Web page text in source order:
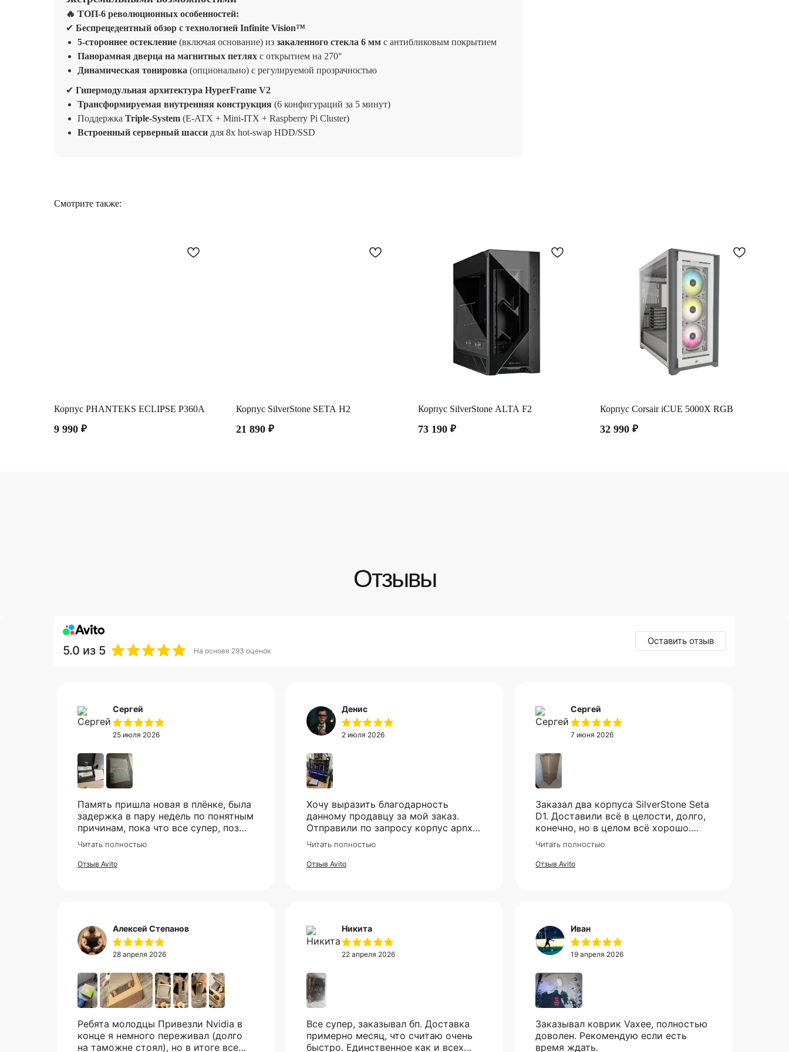
🔥 ТОП-6 революционных особенностей:
✔ Беспрецедентный обзор с технологией Infinite Vision™
5-стороннее остекление (включая основание) из закаленного стекла 6 мм с антибликовым покрытием
Панорамная дверца на магнитных петлях с открытием на 270°
Динамическая тонировка (опционально) с регулируемой прозрачностью
✔ Гипермодульная архитектура HyperFrame V2
Трансформируемая внутренняя конструкция (6 конфигураций за 5 минут)
Поддержка Triple-System (E-ATX + Mini-ITX + Raspberry Pi Cluster)
Встроенный серверный шасси для 8x hot-swap HDD/SSD
Смотрите также:
Корпус PHANTEKS ECLIPSE P360A
9 990 ₽
Корпус SilverStone SETA H2
21 890 ₽
Корпус SilverStone ALTA F2
73 190 ₽
Корпус Corsair iCUE 5000X RGB
32 990 ₽
Отзывы
5.0 из 5 На основе 293 оценок
Оставить отзыв
Сергей
25 июля 2026
Память пришла новая в плёнке, была
задержка в пару недель по понятным
причинам, пока что все супер, позже
в сборке проверю и отзыв дополню
Читать полностью
Отзыв Avito
Денис
2 июля 2026
Хочу выразить благодарность
данному продавцу за мой заказ.
Отправили по запросу корпус apnx
V2, все приехало в идеале. Ценник
более чем демократичный. Все
доехало в установленный срок.
Читать полностью
Отзыв Avito
Сергей
7 июня 2026
Заказал два корпуса SilverStone Seta
D1. Доставили всё в целости, долго,
конечно, но в целом всё хорошо.
Рекомендую продавца.
Читать полностью
Отзыв Avito
Алексей Степанов
28 апреля 2026
Ребята молодцы Привезли Nvidia в
конце я немного переживал (долго
на таможне стоял), но в итоге все
Никита
22 апреля 2026
Все супер, заказывал бп. Доставка
примерно месяц, что считаю очень
быстро. Единственное как и всех
Иван
19 апреля 2026
Заказывал коврик Vaxee, полностью
доволен. Рекомендую если есть
время ждать.